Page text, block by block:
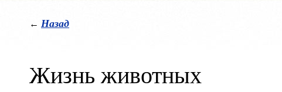
← Назад
Жизнь животных